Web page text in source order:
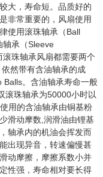
大，寿命短。品质好的
非常重要的，风扇使用
使用滚珠轴承（Ball
轴承（Sleeve
珠轴承风扇都需要两个
然带有含油轴承的成
Balls。含油轴承寿命一般
滚珠轴承为50000小时以
用的含油轴承由铜基粉
滑动摩数,润滑油由锂基
轴承内的机油会挥发而
出现异音，转速偏慢甚
动摩擦，摩擦系数小并
性强，寿命相对要长得